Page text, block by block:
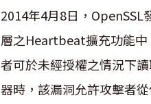
2014年4月8日，
層之Heartbeat擴充功能
者可於未經授權之情況下
器時，該漏洞允許攻擊者